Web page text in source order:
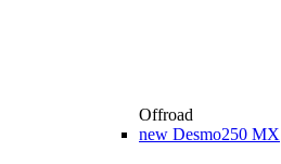
Offroad
new Desmo250 MX